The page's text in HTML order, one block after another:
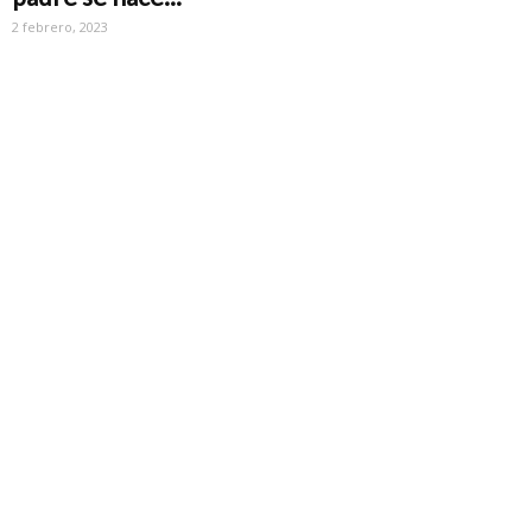
2 febrero, 2023